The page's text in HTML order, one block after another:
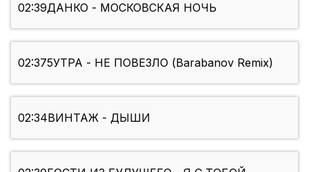
02:39ДАНКО - МОСКОВСКАЯ НОЧЬ
02:375УТРА - НЕ ПОВЕЗЛО (Barabanov Remix)
02:34ВИНТАЖ - ДЫШИ